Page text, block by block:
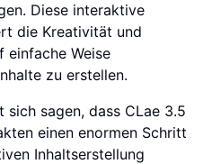
Diese interaktive
die Kreativität und
einfache Weise
zu erstellen.
sich sagen, dass CLae 3.5
einen enormen Schritt
Inhaltserstellung